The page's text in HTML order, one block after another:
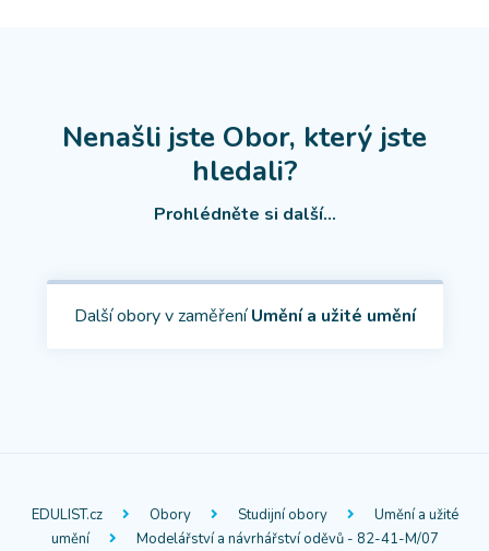
Nenašli jste Obor, který jste
hledali?
Prohlédněte si další...
Další obory v zaměřeníUmění a užité umění
EDULIST.cz Obory Studijní obory
Umění a užité
umění
Modelářství a návrhářství oděvů - 82-41-M/07